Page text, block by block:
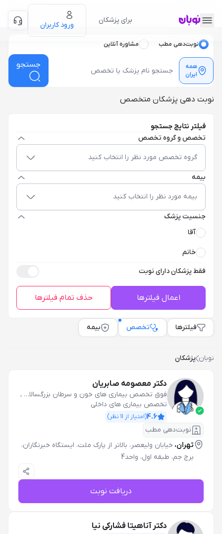
برای پزشکان
ورود کاربران
نوبت‌دهی مطب مشاوره آنلاین
همه
ایران
جستجو
نوبت دهی پزشکان متخصص
فیلتر نتایج جستجو
تخصص و گروه تخصص
گروه تخصص مورد نظر را انتخاب کنید
بیمه
بیمه مورد نظر را انتخاب کنید
جنسیت پزشک
آقا
خانم
فقط پزشکان دارای نوبت
اعمال فیلترها حذف تمام فیلترها
فیلترها تخصص بیمه
نوبان پزشکان
دکتر معصومه صابریان
فوق تخصص بیماری های خون و سرطان بزرگسالان(هماتولوژی انکولوژی بزرگسالان) ـ
تخصص بیماری های داخلی
4.6(امتیاز از 11 نظر)
نوبت‌دهی مطب
تهران، خیابان ولیعصر، بالاتر از پارک ملت، ایستگاه خبرنگاران،
برج جم، طبقه اول، واحد4
دریافت نوبت
دکتر آناهیتا فشارکی نیا